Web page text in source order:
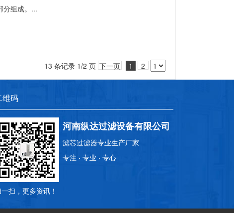
分组成。...
13 条记录 1/2 页 下一页 1 2
维码
扫，更多资讯！
河南纵达过滤设备有限公司
滤芯过滤器专业生产厂家
专注 · 专业 · 专心